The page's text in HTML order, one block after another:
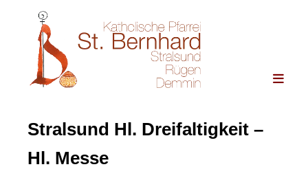
Stralsund Hl. Dreifaltigkeit –
Hl. Messe